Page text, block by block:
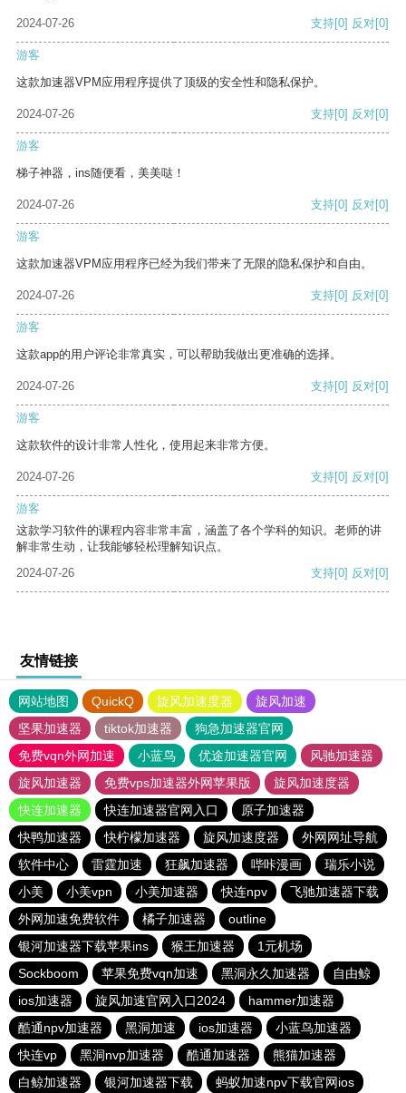
2024-07-26 支持[0] 反对[0]
游客
这款加速器VPM应用程序提供了顶级的安全性和隐私保护。
2024-07-26 支持[0] 反对[0]
游客
梯子神器，ins随便看，美美哒！
2024-07-26 支持[0] 反对[0]
游客
这款加速器VPM应用程序已经为我们带来了无限的隐私保护和自由。
2024-07-26 支持[0] 反对[0]
游客
这款app的用户评论非常真实，可以帮助我做出更准确的选择。
2024-07-26 支持[0] 反对[0]
游客
这款软件的设计非常人性化，使用起来非常方便。
2024-07-26 支持[0] 反对[0]
游客
这款学习软件的课程内容非常丰富，涵盖了各个学科的知识。老师的讲
解非常生动，让我能够轻松理解知识点。
2024-07-26
支持[0] 反对[0]
友情链接
网站地图 QuickQ 旋风加速度器
旋风加速
坚果加速器
tiktok加速器
狗急加速器官网
免费vqn外网加速
小蓝鸟 优途加速器官网
风驰加速器
旋风加速器
免费vps加速器外网苹果版
旋风加速度器
快连加速器
快连加速器官网入口
原子加速器
快鸭加速器
快柠檬加速器 旋风加速度器
外网网址导航
软件中心
雷霆加速 狂飙加速器 哔咔漫画
瑞乐小说
小美
小美vpn 小美加速器 快连npv
飞驰加速器下载
外网加速免费软件
橘子加速器
outline
银河加速器下载苹果ins
猴王加速器
1元机场
Sockboom
苹果免费vqn加速 黑洞永久加速器
自由鲸
ios加速器
旋风加速官网入口2024
hammer加速器
酷通npv加速器
黑洞加速 ios加速器
小蓝鸟加速器
快连vp
黑洞nvp加速器 酷通加速器
熊猫加速器
白鲸加速器
银河加速器下载 蚂蚁加速npv下载官网ios